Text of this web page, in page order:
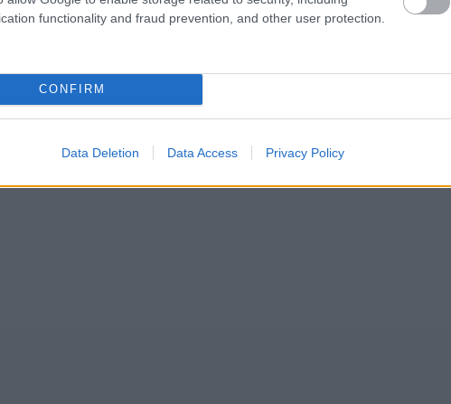
functionality and fraud prevention, and other user protection.
CONFIRM
Data Deletion Data Access Privacy Policy